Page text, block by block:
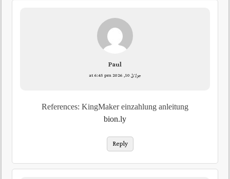
Paul
جولائ 10, 2026 at 6:45 pm
References: KingMaker einzahlung anleitung
bion.ly
Reply